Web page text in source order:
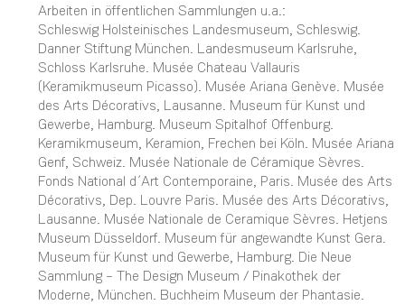
Arbeiten in öffentlichen Sammlungen u.a.:
Schleswig Holsteinisches Landesmuseum, Schleswig.
Danner Stiftung München. Landesmuseum Karlsruhe,
Schloss Karlsruhe. Musée Chateau Vallauris
(Keramikmuseum Picasso). Musée Ariana Genève. Musée
des Arts Décorativs, Lausanne. Museum für Kunst und
Gewerbe, Hamburg. Museum Spitalhof Offenburg.
Keramikmuseum, Keramion, Frechen bei Köln. Musée Ariana
Genf, Schweiz. Musée Nationale de Céramique Sèvres.
Fonds National d´Art Contemporaine, Paris. Musée des Arts
Décorativs, Dep. Louvre Paris. Musée des Arts Décorativs,
Lausanne. Musée Nationale de Ceramique Sèvres. Hetjens
Museum Düsseldorf. Museum für angewandte Kunst Gera.
Museum für Kunst und Gewerbe, Hamburg. Die Neue
Sammlung – The Design Museum / Pinakothek der
Moderne, München. Buchheim Museum der Phantasie.